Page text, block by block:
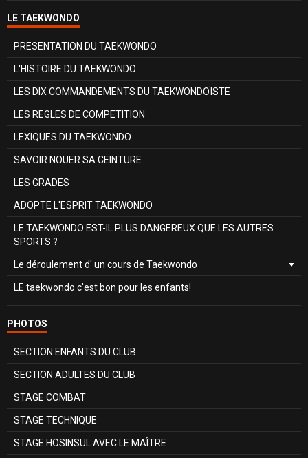
LE TAEKWONDO
PRESENTATION DU TAEKWONDO
L'HISTOIRE DU TAEKWONDO
LES DIX COMMANDEMENTS DU TAEKWONDOÏSTE
LES REGLES DE COMPETITION
LEXIQUES DU TAEKWONDO
SAVOIR NOUER SA CEINTURE
LES GRADES
ADOPTE L'ESPRIT TAEKWONDO
LE TAEKWONDO EST-IL PLUS DANGEREUX QUE LES AUTRES
SPORTS ?
Le déroulement d' un cours de Taekwondo
LE taekwondo c'est bon pour les enfants!
PHOTOS
SECTION ENFANTS DU CLUB
SECTION ADULTES DU CLUB
STAGE COMBAT
STAGE TECHNIQUE
STAGE HOSINSUL AVEC LE MAÎTRE